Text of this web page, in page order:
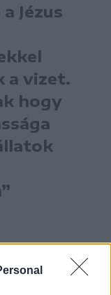
Jézus
a vizet.
hogy